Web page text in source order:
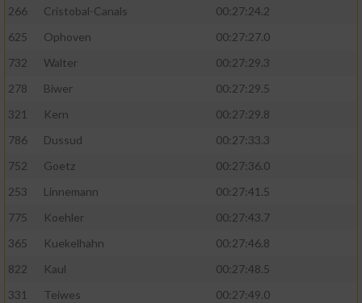
266
Cristobal-Canals
00:27:24.2
625
Ophoven
00:27:27.0
732
Walter
00:27:29.3
278
Biwer
00:27:29.5
321
Kern
00:27:29.8
786
Dussud
00:27:33.3
752
Goetz
00:27:36.0
253
Linnemann
00:27:41.5
775
Koehler
00:27:43.7
365
Kuekelhahn
00:27:46.8
822
Kaul
00:27:48.5
331
Teiwes
00:27:49.0